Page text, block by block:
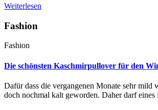
Weiterlesen
Fashion
Fashion
Die schönsten Kaschmirpullover für den
Dafür dass die vergangenen Monate sehr mild
doch nochmal kalt geworden. Daher darf eines